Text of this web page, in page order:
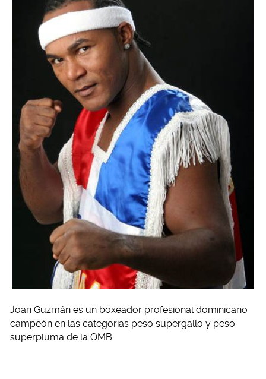
Joan Guzmán es un boxeador profesional dominicano
campeón en las categorías peso supergallo y peso
superpluma de la OMB.